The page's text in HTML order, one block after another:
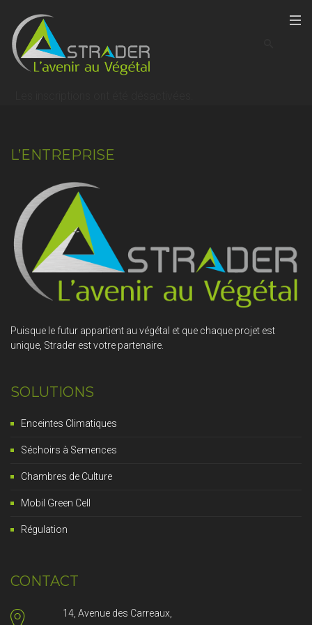
L’ENTREPRISE
Puisque le futur appartient au végétal et que chaque projet est
unique, Strader est votre partenaire.
SOLUTIONS
Enceintes Climatiques
Séchoirs à Semences
Chambres de Culture
Mobil Green Cell
Régulation
CONTACT
14, Avenue des Carreaux,